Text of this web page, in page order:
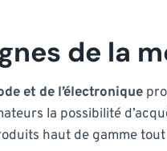
de la
et de l’électronique
la possibilité
haut de gamme